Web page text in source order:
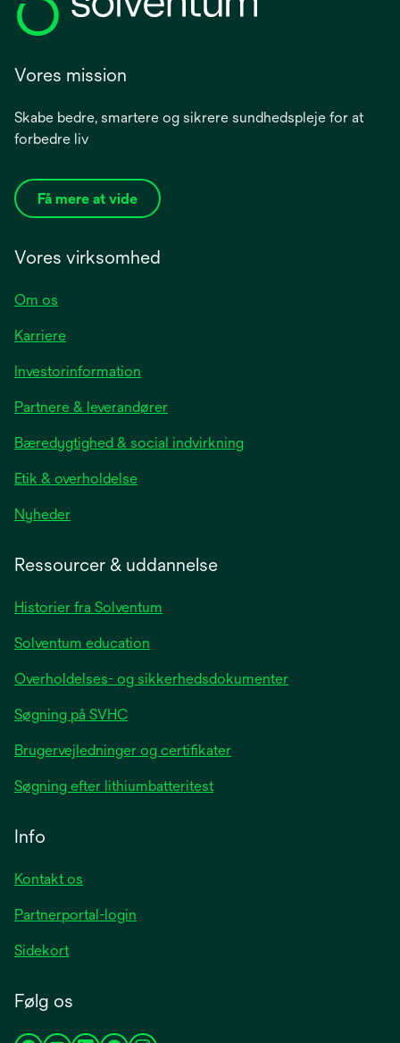
Vores mission
Skabe bedre, smartere og sikrere sundhedspleje for at
forbedre liv
Få mere at vide
Vores virksomhed
Om os
Karriere
Investorinformation
a
new
Partnere & leverandører
Bæredygtighed & social indvirkning
Etik & overholdelse
Nyhederopens
tab
Ressourcer & uddannelse
Historier fra Solventum
Solventum education
Overholdelses- og sikkerhedsdokumenter
Søgning på SVHC
Brugervejledninger og certifikater
Søgning efter lithiumbatteritest
Info
Kontakt os
Partnerportal-login
Sidekort
Følg os